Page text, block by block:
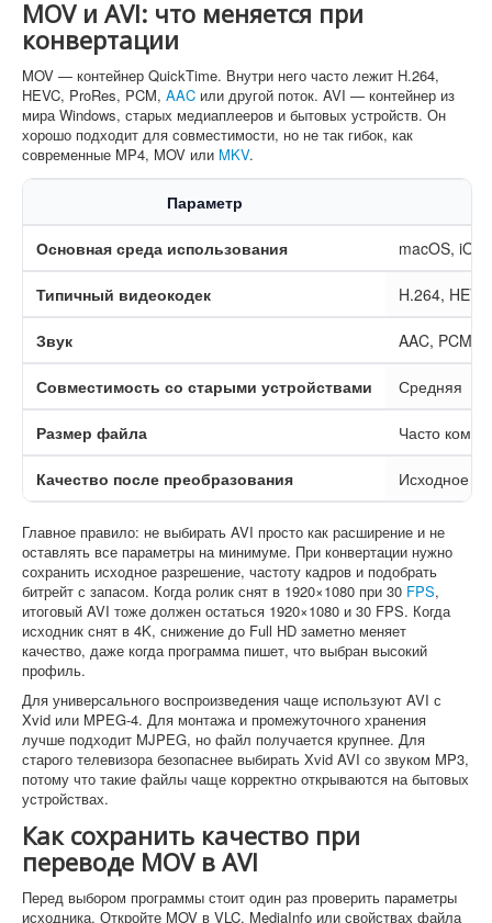
MOV и AVI: что меняется при
конвертации
MOV — контейнер QuickTime. Внутри него часто лежит H.264,
HEVC, ProRes, PCM, AAC или другой поток. AVI — контейнер из
мира Windows, старых медиаплееров и бытовых устройств. Он
хорошо подходит для совместимости, но не так гибок, как
современные MP4, MOV или MKV.
Параметр
Основная среда использования macOS,
Типичный видеокодек H.264,
Звук AAC, PCM,
Совместимость со старыми устройствами Средняя
Размер файла Часто
Качество после преобразования Исходное
Главное правило: не выбирать AVI просто как расширение и не
оставлять все параметры на минимуме. При конвертации нужно
сохранить исходное разрешение, частоту кадров и подобрать
битрейт с запасом. Когда ролик снят в 1920×1080 при 30 FPS,
итоговый AVI тоже должен остаться 1920×1080 и 30 FPS. Когда
исходник снят в 4K, снижение до Full HD заметно меняет
качество, даже когда программа пишет, что выбран высокий
профиль.
Для универсального воспроизведения чаще используют AVI с
Xvid или MPEG-4. Для монтажа и промежуточного хранения
лучше подходит MJPEG, но файл получается крупнее. Для
старого телевизора безопаснее выбирать Xvid AVI со звуком MP3,
потому что такие файлы чаще корректно открываются на бытовых
устройствах.
Как сохранить качество при
переводе MOV в AVI
Перед выбором программы стоит один раз проверить параметры
исходника. Откройте MOV в VLC, MediaInfo или свойствах файла